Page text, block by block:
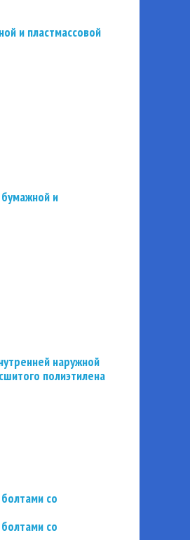
и пластмассовой
и
наружной
полиэтилена
со
со